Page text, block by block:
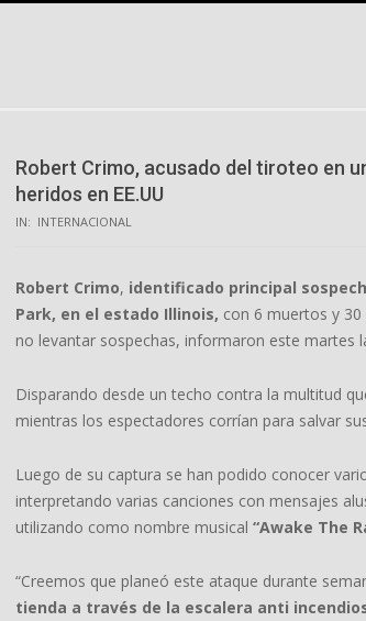
Robert Crimo, acusado del tiroteo en
heridos en EE.UU
IN: INTERNACIONAL
Robert Crimo, identificado principal
Park, en el estado Illinois, con 6 muertos y 30
no levantar sospechas, informaron este martes
Disparando desde un techo contra la multitud
mientras los espectadores corrían para salvar
Luego de su captura se han podido conocer
interpretando varias canciones con mensajes
utilizando como nombre musical “Awake The
“Creemos que planeó este ataque durante
tienda a través de la escalera anti